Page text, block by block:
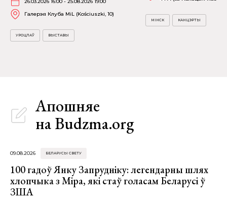
Галерэя Клуба MiL (Kościuszki, 10)
УРОЦЛАЎ ВЫСТАВЫ
МІНСК КАНЦЭРТЫ
Апошняе
на Budzma.org
09.08.2026 БЕЛАРУСЫ СВЕТУ
100 гадоў Янку Запрудніку: легендарны шлях
хлопчыка з Міра, які стаў голасам Беларусі ў
ЗША